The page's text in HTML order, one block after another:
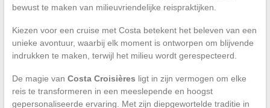
bewust te maken van milieuvriendelijke reispraktijken.
Kiezen voor een cruise met Costa betekent het beleven van een
unieke avontuur, waarbij elk moment is ontworpen om blijvende
indrukken te maken, terwijl het milieu wordt gerespecteerd.
De magie van Costa Croisières ligt in zijn vermogen om elke
reis te transformeren in een meeslepende en hoogst
gepersonaliseerde ervaring. Met zijn diepgewortelde traditie in